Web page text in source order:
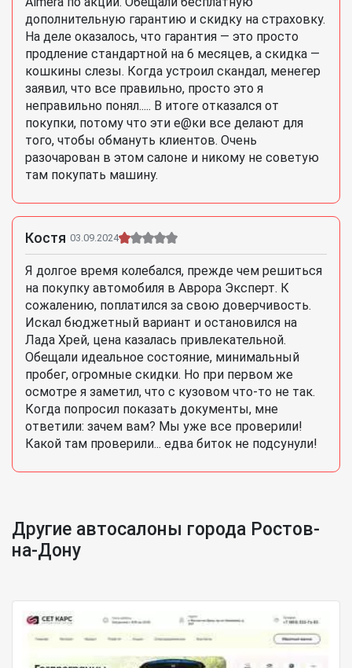
дополнительную гарантию и скидку на страховку.
На деле оказалось, что гарантия — это просто
продление стандартной на 6 месяцев, а скидка —
кошкины слезы. Когда устроил скандал, менегер
заявил, что все правильно, просто это я
неправильно понял..... В итоге отказался от
покупки, потому что эти e@ки все делают для
того, чтобы обмануть клиентов. Очень
разочарован в этом салоне и никому не советую
там покупать машину.
Костя 03.09.2024
Я долгое время колебался, прежде чем решиться
на покупку автомобиля в Аврора Эксперт. К
сожалению, поплатился за свою доверчивость.
Искал бюджетный вариант и остановился на
Лада Хрей, цена казалась привлекательной.
Обещали идеальное состояние, минимальный
пробег, огромные скидки. Но при первом же
осмотре я заметил, что с кузовом что-то не так.
Когда попросил показать документы, мне
ответили: зачем вам? Мы уже все проверили!
Какой там проверили... едва биток не подсунули!
Другие автосалоны города Ростов-
на-Дону